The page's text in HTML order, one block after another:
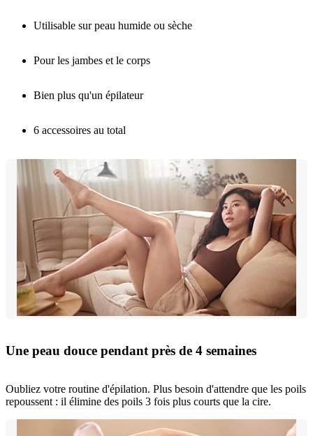
Utilisable sur peau humide ou sèche
Pour les jambes et le corps
Bien plus qu'un épilateur
6 accessoires au total
Une peau douce pendant près de 4 semaines
Oubliez votre routine d'épilation. Plus besoin d'attendre que les poils
repoussent : il élimine des poils 3 fois plus courts que la cire.